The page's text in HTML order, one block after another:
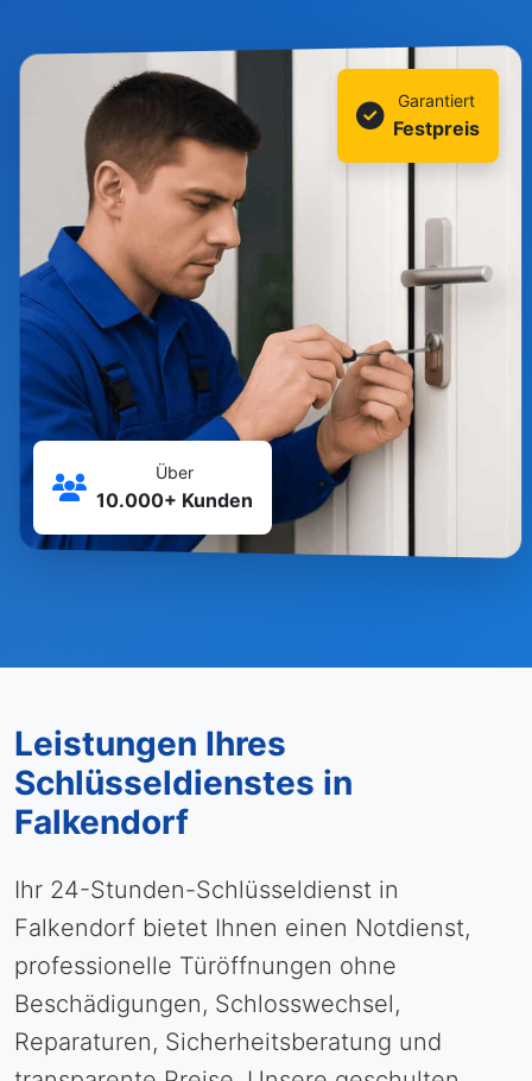
Garantiert
Festpreis
Über
10.000+ Kunden
Leistungen Ihres
Schlüsseldienstes in
Falkendorf
Ihr 24-Stunden-Schlüsseldienst in
Falkendorf bietet Ihnen einen Notdienst,
professionelle Türöffnungen ohne
Beschädigungen, Schlosswechsel,
Reparaturen, Sicherheitsberatung und